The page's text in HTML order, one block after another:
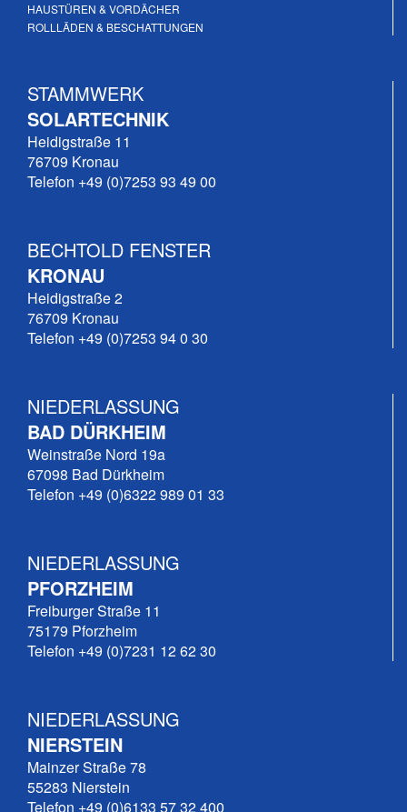
HAUSTÜREN & VORDÄCHER
ROLLLÄDEN & BESCHATTUNGEN
STAMMWERK
SOLARTECHNIK
Heidigstraße 11
76709 Kronau
Telefon +49 (0)7253 93 49 00
BECHTOLD FENSTER
KRONAU
Heidigstraße 2
76709 Kronau
Telefon +49 (0)7253 94 0 30
NIEDERLASSUNG
BAD DÜRKHEIM
Weinstraße Nord 19a
67098 Bad Dürkheim
Telefon +49 (0)6322 989 01 33
NIEDERLASSUNG
PFORZHEIM
Freiburger Straße 11
75179 Pforzheim
Telefon +49 (0)7231 12 62 30
NIEDERLASSUNG
NIERSTEIN
Mainzer Straße 78
55283 Nierstein
Telefon +49 (0)6133 57 32 400